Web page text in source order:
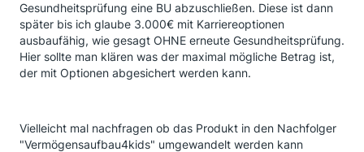
Gesundheitsprüfung eine BU abzuschließen. Diese ist dann
später bis ich glaube 3.000€ mit Karriereoptionen
ausbaufähig, wie gesagt OHNE erneute Gesundheitsprüfung.
Hier sollte man klären was der maximal mögliche Betrag ist,
der mit Optionen abgesichert werden kann.
Vielleicht mal nachfragen ob das Produkt in den Nachfolger
"Vermögensaufbau4kids" umgewandelt werden kann